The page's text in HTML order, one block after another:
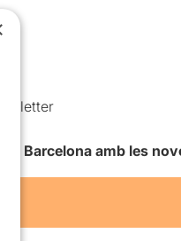
Barcelona amb les